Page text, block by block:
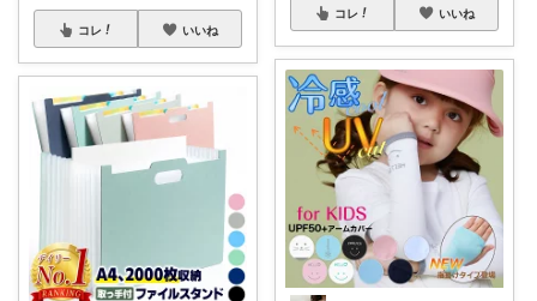
コレ いいね
コレ いいね